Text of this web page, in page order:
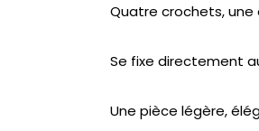
Quatre crochets,
Se fixe directement
Une pièce légère,